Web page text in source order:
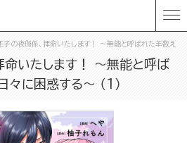
子の夜伽係、拝命いたします！ ～無能と呼ばれた羊数え姫
命いたします！ ～無能と呼ば
に困惑する～ （1）